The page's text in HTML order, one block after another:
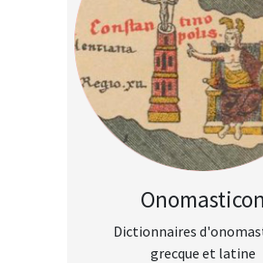
Onomasticon
Dictionnaires
grecque et latine